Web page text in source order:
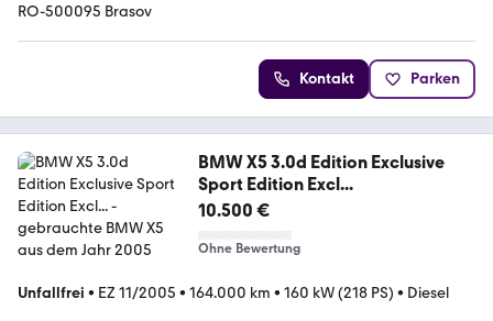
RO-500095 Brasov
Kontakt Parken
BMW X5 3.0d Edition Exclusive
Sport Edition Excl...
10.500 €
Ohne Bewertung
Unfallfrei • EZ 11/2005 • 164.000 km • 160 kW (218 PS) • Diesel